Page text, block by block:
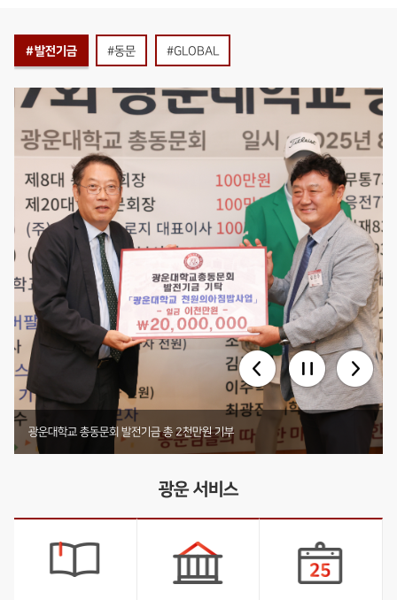
#발전기금 #동문 #GLOBAL
기부 내역 전체 보러가기
부동산법무학과 박사동문, 발전기금 4천2백12만원 기부
미디어커뮤니케이션학부 둥지장학회, 1천4백61만원 기탁
광운대학교 총동문회 발전기금 총 2천만원 기부
광운 서비스